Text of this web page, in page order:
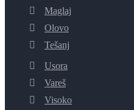
Maglaj
Olovo
Tešanj
Usora
Vareš
Visoko